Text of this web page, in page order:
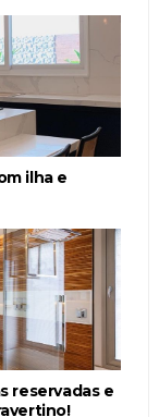
ilha e
reservadas e